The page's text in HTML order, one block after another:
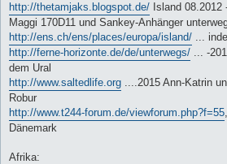
http://thetamjaks.blogspot.de/ Island 08.2012
Maggi 170D11 und Sankey-Anhänger
http://ens.ch/ens/places/europa/island/ ...
http://ferne-horizonte.de/de/unterwegs/ ... -
dem Ural
http://www.saltedlife.org ....2015 Ann-Katrin
Robur
http://www.t244-forum.de/viewforum.php?f=55
Dänemark
Afrika: